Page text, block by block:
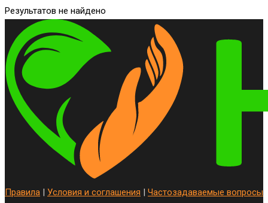
Результатов не найдено
Правила | Условия и соглашения | Частозадаваемые вопросы